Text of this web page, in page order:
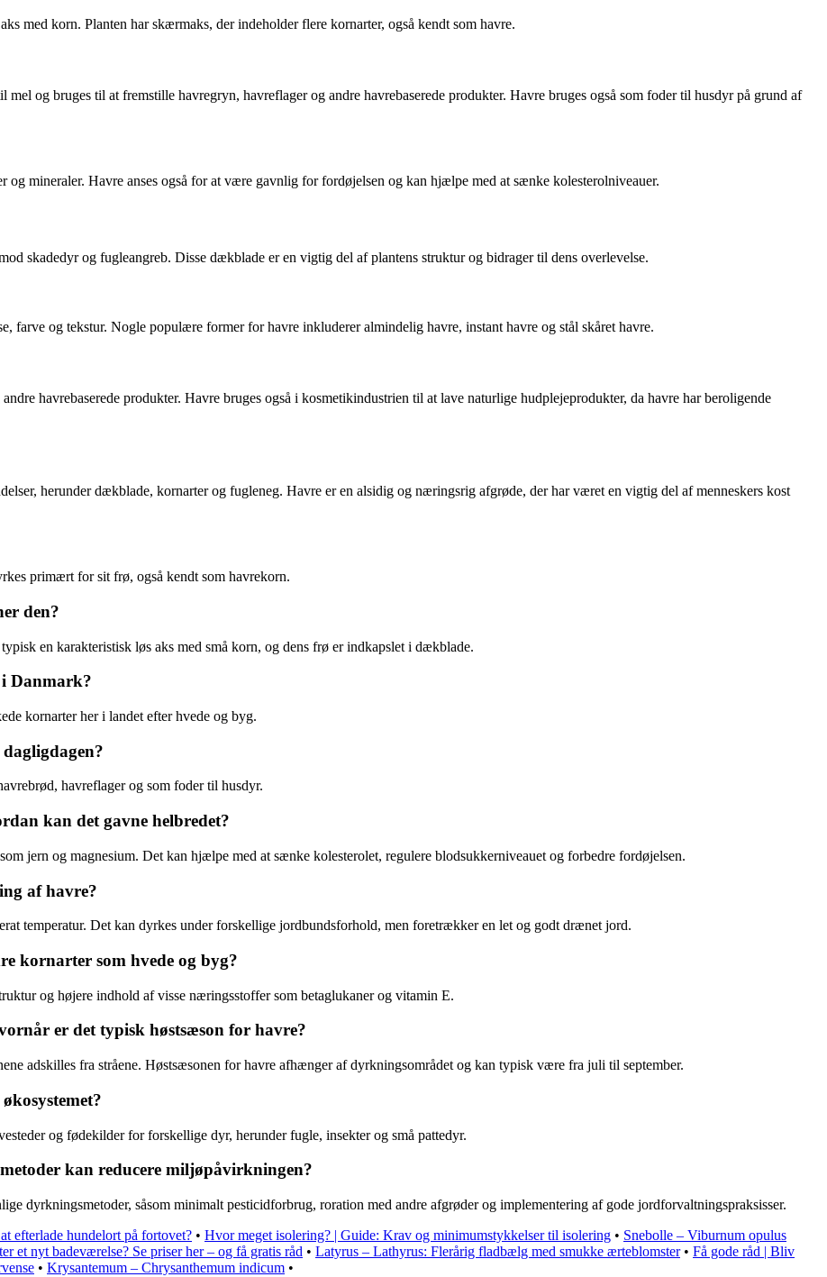
med korn. Planten har skærmaks, der indeholder flere kornarter, også kendt som havre.
og bruges til at fremstille havregryn, havreflager og andre havrebaserede produkter. Havre bruges også som foder til husdyr på grund af
mineraler. Havre anses også for at være gavnlig for fordøjelsen og kan hjælpe med at sænke kolesterolniveauer.
skadedyr og fugleangreb. Disse dækblade er en vigtig del af plantens struktur og bidrager til dens overlevelse.
farve og tekstur. Nogle populære former for havre inkluderer almindelig havre, instant havre og stål skåret havre.
havrebaserede produkter. Havre bruges også i kosmetikindustrien til at lave naturlige hudplejeprodukter, da havre har beroligende
herunder dækblade, kornarter og fugleneg. Havre er en alsidig og næringsrig afgrøde, der har været en vigtig del af menneskers kost
primært for sit frø, også kendt som havrekorn.
den?
en karakteristisk løs aks med små korn, og dens frø er indkapslet i dækblade.
Danmark?
kornarter her i landet efter hvede og byg.
havreflager og som foder til husdyr.
kan det gavne helbredet?
jern og magnesium. Det kan hjælpe med at sænke kolesterolet, regulere blodsukkerniveauet og forbedre fordøjelsen.
af havre?
temperatur. Det kan dyrkes under forskellige jordbundsforhold, men foretrækker en let og godt drænet jord.
kornarter som hvede og byg?
og højere indhold af visse næringsstoffer som betaglukaner og vitamin E.
er det typisk høstsæson for havre?
adskilles fra stråene. Høstsæsonen for havre afhænger af dyrkningsområdet og kan typisk være fra juli til september.
og fødekilder for forskellige dyr, herunder fugle, insekter og små pattedyr.
kan reducere miljøpåvirkningen?
dyrkningsmetoder, såsom minimalt pesticidforbrug, roration med andre afgrøder og implementering af gode jordforvaltningspraksisser.
efterlade hundelort på fortovet? • Hvor meget isolering? | Guide: Krav og minimumstykkelser til isolering • Snebolle – Viburnum opulus
et nyt badeværelse? Se priser her – og få gratis råd • Latyrus – Lathyrus: Flerårig fladbælg med smukke ærteblomster• Få gode råd | Bliv
• Krysantemum – Chrysanthemum indicum •